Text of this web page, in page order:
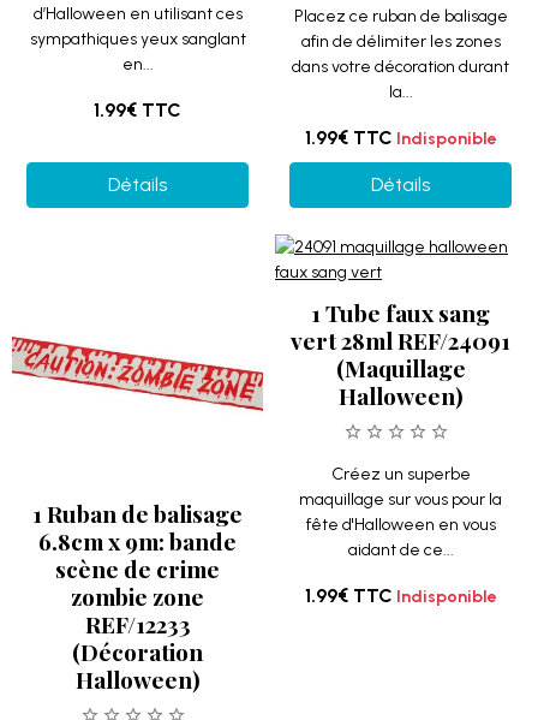
d’Halloween en utilisant ces
sympathiques yeux sanglant
en...
1.99€ TTC
Détails
Placez ce ruban de balisage
afin de délimiter les zones
dans votre décoration durant
la...
1.99€ TTC Indisponible
Détails
1 Ruban de balisage
6.8cm x 9m: bande
scène de crime
zombie zone
REF/12233
(Décoration
Halloween)
1 Tube faux sang
vert 28ml REF/24091
(Maquillage
Halloween)
Créez un superbe
maquillage sur vous pour la
fête d'Halloween en vous
aidant de ce...
1.99€ TTC Indisponible